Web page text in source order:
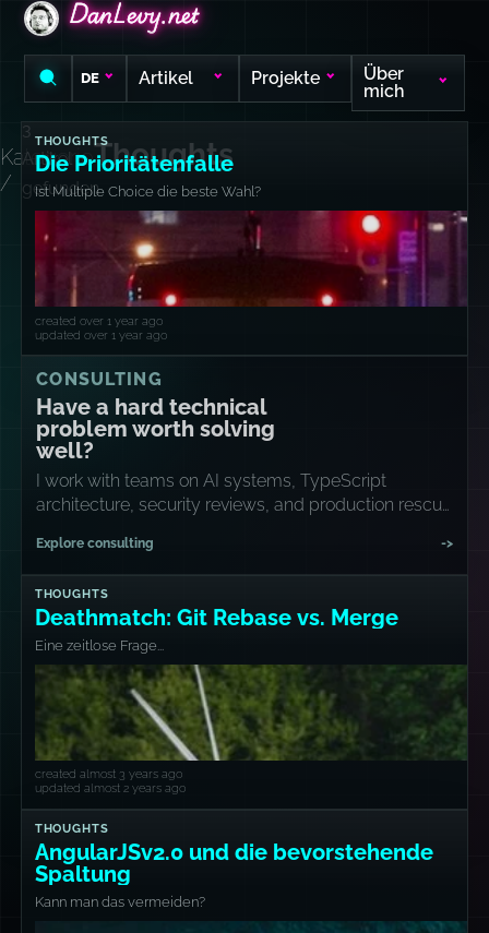
DanLevy.net
DanLevy.net
DanLevy.net
DE Artikel Projekte
Über
mich
Kategorie
/
Thoughts
3
Artikel
gefunden
THOUGHTS
Die Prioritätenfalle
Ist Multiple Choice die beste Wahl?
created over 1 year ago
updated over 1 year ago
CONSULTING
Have a hard technical
problem worth solving
well?
I work with teams on AI systems, TypeScript
architecture, security reviews, and production rescue
Explore consulting ->
THOUGHTS
Deathmatch: Git Rebase vs. Merge
Eine zeitlose Frage...
created almost 3 years ago
updated almost 2 years ago
THOUGHTS
AngularJSv2.0 und die bevorstehende
Spaltung
Kann man das vermeiden?